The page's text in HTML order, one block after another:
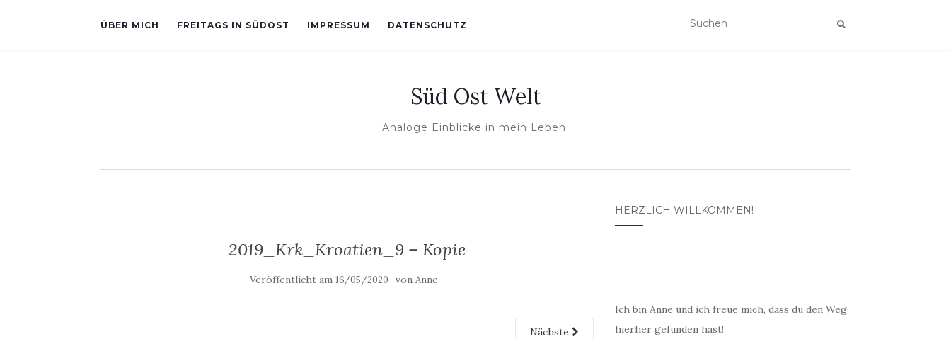
ÜBER MICH FREITAGS IN SÜDOST IMPRESSUM DATENSCHUTZ
Süd Ost Welt
Analoge Einblicke in mein Leben.
2019_Krk_Kroatien_9 – Kopie
Veröffentlicht am 16/05/2020 von Anne
Nächste
HERZLICH WILLKOMMEN!
Ich bin Anne und ich freue mich, dass du den Weg
hierher gefunden hast!